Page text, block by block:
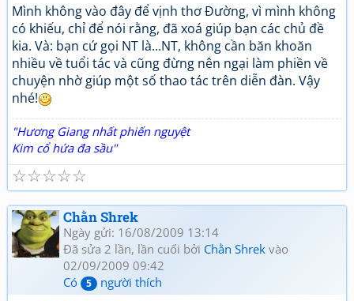
Mình không vào đây để vịnh thơ Đường, vì mình không
có khiếu, chỉ để nói rằng, đã xoá giúp bạn các chủ đề
kia. Và: bạn cứ gọi NT là...NT, không cần băn khoăn
nhiều về tuổi tác và cũng đừng nên ngại làm phiền về
chuyện nhờ giúp một số thao tác trên diễn đàn. Vậy
nhé!
"Hương Giang nhất phiến nguyệt
Kim cổ hứa đa sầu"
☆
☆
☆
☆
☆
Chằn Shrek
Ngày gửi: 16/08/2009 13:14
Đã sửa 2 lần, lần cuối bởi Chằn Shrek vào
02/09/2009 09:42
Có
5 người thích